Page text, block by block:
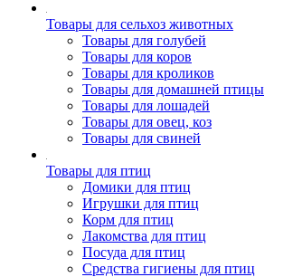
Товары для сельхоз животных
Товары для голубей
Товары для коров
Товары для кроликов
Товары для домашней птицы
Товары для лошадей
Товары для овец, коз
Товары для свиней
Товары для птиц
Домики для птиц
Игрушки для птиц
Корм для птиц
Лакомства для птиц
Посуда для птиц
Средства гигиены для птиц